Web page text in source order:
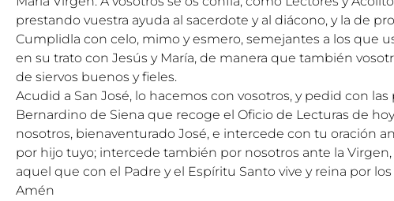
prestando vuestra ayuda al sacerdote y al diácono, y la de
Cumplidla con celo, mimo y esmero, semejantes a los que
en su trato con Jesús y María, de manera que también
de siervos buenos y fieles.
Acudid a San José, lo hacemos con vosotros, y pedid con las
Bernardino de Siena que recoge el Oficio de Lecturas de
nosotros, bienaventurado José, e intercede con tu oración
por hijo tuyo; intercede también por nosotros ante la
aquel que con el Padre y el Espíritu Santo vive y reina por
Amén